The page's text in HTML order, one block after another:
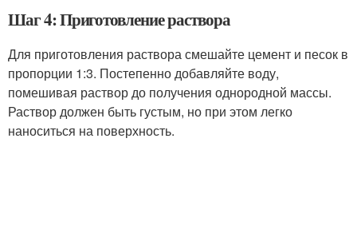
Шаг 4: Приготовление раствора
Для приготовления раствора смешайте цемент и песок в
пропорции 1:3. Постепенно добавляйте воду,
помешивая раствор до получения однородной массы.
Раствор должен быть густым, но при этом легко
наноситься на поверхность.